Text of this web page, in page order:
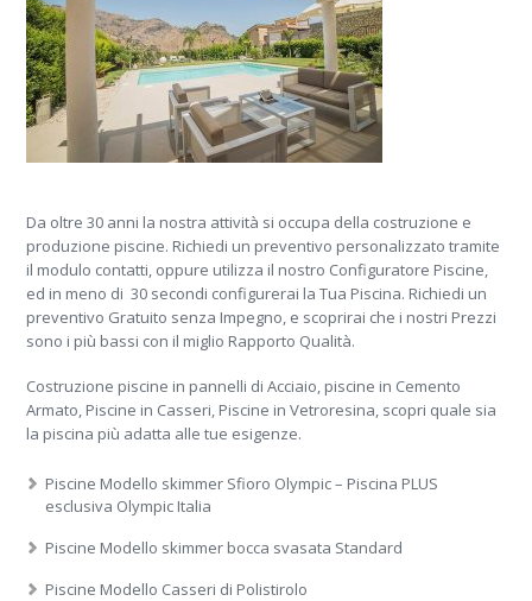
Da oltre 30 anni la nostra attività si occupa della costruzione e
produzione piscine. Richiedi un preventivo personalizzato tramite
il modulo contatti, oppure utilizza il nostro Configuratore Piscine,
ed in meno di 30 secondi configurerai la Tua Piscina. Richiedi un
preventivo Gratuito senza Impegno, e scoprirai che i nostri Prezzi
sono i più bassi con il miglio Rapporto Qualità.
Costruzione piscine in pannelli di Acciaio, piscine in Cemento
Armato, Piscine in Casseri, Piscine in Vetroresina, scopri quale sia
la piscina più adatta alle tue esigenze.
Piscine Modello skimmer Sfioro Olympic – Piscina PLUS
esclusiva Olympic Italia
Piscine Modello skimmer bocca svasata Standard
Piscine Modello Casseri di Polistirolo